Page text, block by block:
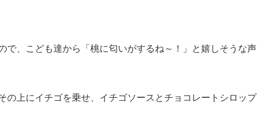
で、こども達から「桃に匂いがするね～！」と嬉しそうな声
の上にイチゴを乗せ、イチゴソースとチョコレートシロップ